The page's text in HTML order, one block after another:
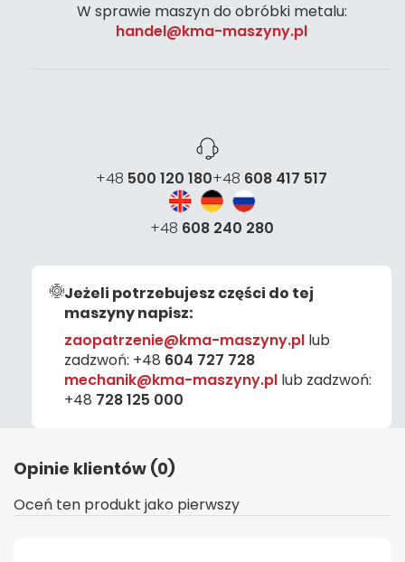
W sprawie maszyn do obróbki metalu:
handel@kma-maszyny.pl
+48 500 120 180+48 608 417 517
+48 608 240 280
Jeżeli potrzebujesz części do tej
maszyny napisz:
zaopatrzenie@kma-maszyny.pl lub
zadzwoń: +48 604 727 728
mechanik@kma-maszyny.pl lub zadzwoń:
+48 728 125 000
Opinie klientów (0)
Oceń ten produkt jako pierwszy